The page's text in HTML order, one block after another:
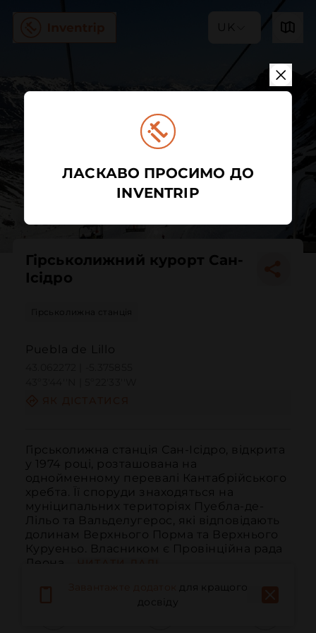
UK
Гірськолижний курорт Сан-
Ісідро
Гірськолижна станція
Puebla de Lillo
Гірськолижна станція Сан-Ісідро, відкрита
у 1974 році, розташована на
однойменному перевалі Кантабрійського
хребта. Її споруди знаходяться на
муніципальних територіях Пуебла-де-
Лільо та Вальделугерос, які відповідають
долинам Верхнього Порма та Верхнього
Куруеньо. Власником є Провінційна рада
Леона,...
для кращого
досвіду
ЛАСКАВО ПРОСИМО ДО
INVENTRIP